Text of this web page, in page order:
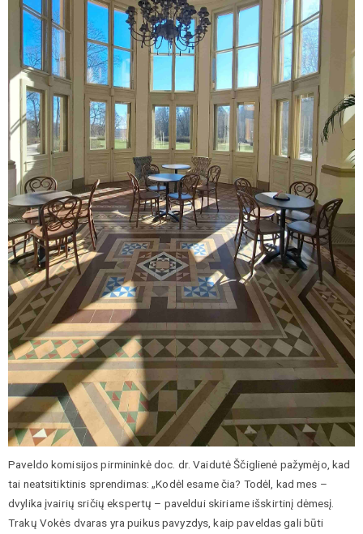
Paveldo komisijos pirmininkė doc. dr. Vaidutė Ščiglienė pažymėjo, kad
tai neatsitiktinis sprendimas: „Kodėl esame čia? Todėl, kad mes –
dvylika įvairių sričių ekspertų – paveldui skiriame išskirtinį dėmesį.
Trakų Vokės dvaras yra puikus pavyzdys, kaip paveldas gali būti